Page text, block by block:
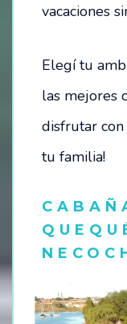
vacaciones
Elegí tu
las mejores
disfrutar
tu familia!